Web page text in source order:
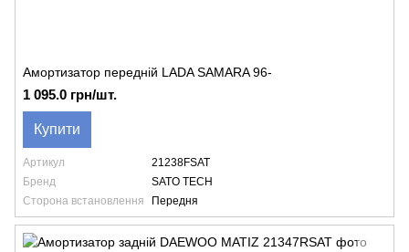
Амортизатор передній LADA SAMARA 96-
1 095.0 грн/шт.
Купити
Артикул
21238FSAT
Бренд
SATO TECH
Сторона встановлення
Передня